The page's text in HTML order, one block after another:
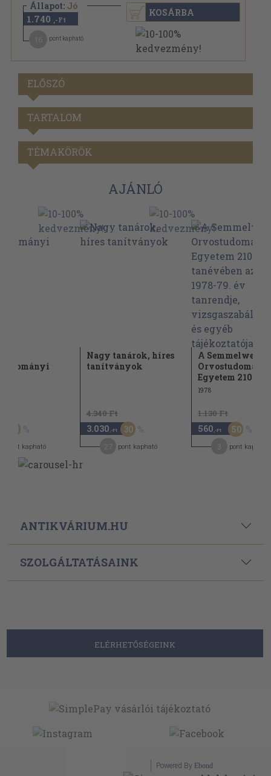
Állapot: Jó
1.740 ,-Ft
pont kapható
KOSÁRBA
ELŐSZÓ
TARTALOM
TÉMAKÖRÖK
AJÁNLÓ
50
pont kapható
Nagy tanárok, híres
tanítványok
4.340 Ft
3.030 ,-Ft 30
pont kapható
A Semmelweis
Egyetem 210....
1978
1.130 Ft
560 ,-Ft 50
pont kapható
ANTIKVÁRIUM.HU
SZOLGÁLTATÁSAINK
ELÉRHETŐSÉGEINK
Powered By Ebond